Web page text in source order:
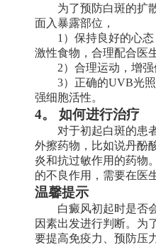
为了预防白斑的扩
面入暴露部位，
1）保持良好的心
激性食物，合理配合医
2）合理运动，增强
3）正确的UVB光
强细胞活性。
4。 如何进行治疗
对于初起白斑的患
外擦药物，比如说丹酚
炎和抗过敏作用的药物
的不良作用，需要在医
温馨提示
白癜风初起时是否
因素出发进行判断。为
要提高免疫力、预防压